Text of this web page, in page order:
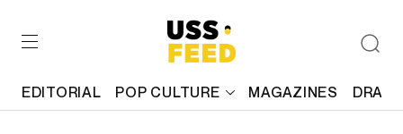
EDITORIAL POP CULTURE MAGAZINES